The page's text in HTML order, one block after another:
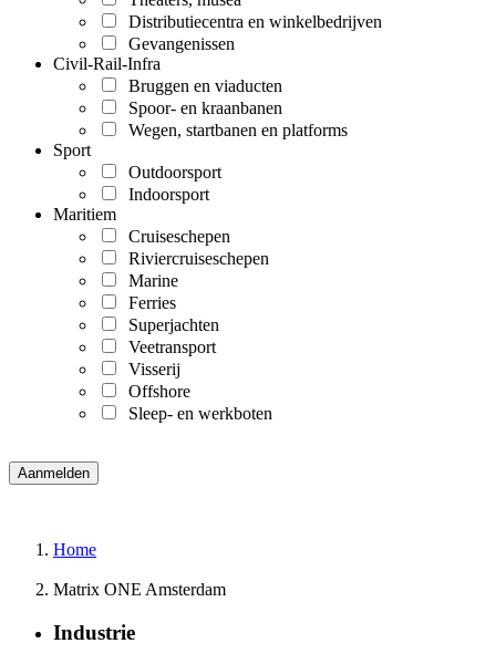
Distributiecentra en winkelbedrijven
Gevangenissen
Civil-Rail-Infra
Bruggen en viaducten
Spoor- en kraanbanen
Wegen, startbanen en platforms
Sport
Outdoorsport
Indoorsport
Maritiem
Cruiseschepen
Riviercruiseschepen
Marine
Ferries
Superjachten
Veetransport
Visserij
Offshore
Sleep- en werkboten
Home
Matrix ONE Amsterdam
Industrie